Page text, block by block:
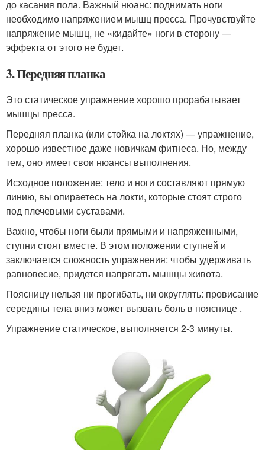
до касания пола. Важный нюанс: поднимать ноги
необходимо напряжением мышц пресса. Прочувствуйте
напряжение мышц, не «кидайте» ноги в сторону —
эффекта от этого не будет.
3. Передняя планка
Это статическое упражнение хорошо прорабатывает
мышцы пресса.
Передняя планка (или стойка на локтях) — упражнение,
хорошо известное даже новичкам фитнеса. Но, между
тем, оно имеет свои нюансы выполнения.
Исходное положение: тело и ноги составляют прямую
линию, вы опираетесь на локти, которые стоят строго
под плечевыми суставами.
Важно, чтобы ноги были прямыми и напряженными,
ступни стоят вместе. В этом положении ступней и
заключается сложность упражнения: чтобы удерживать
равновесие, придется напрягать мышцы живота.
Поясницу нельзя ни прогибать, ни округлять: провисание
середины тела вниз может вызвать боль в пояснице .
Упражнение статическое, выполняется 2-3 минуты.